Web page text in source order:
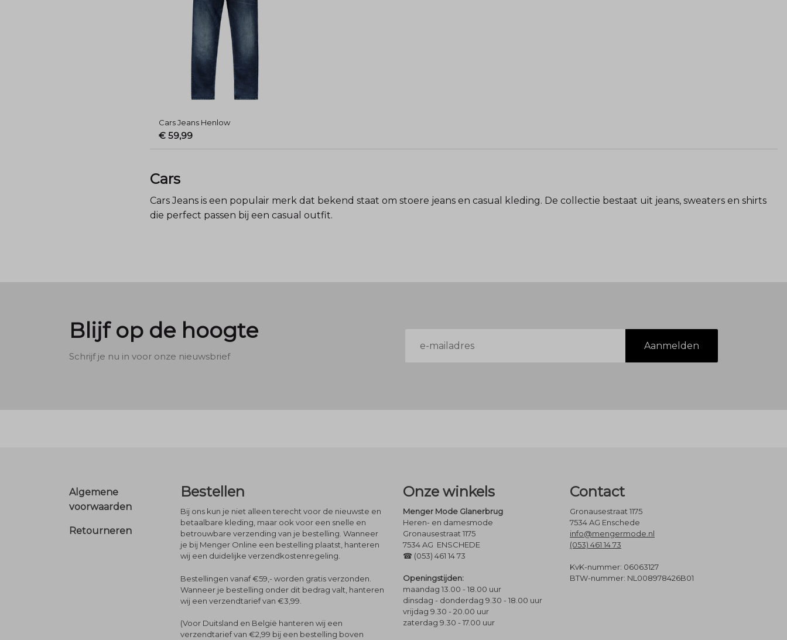
Cars Jeans Henlow
€ 59,99
Cars
Cars Jeans is een populair merk dat bekend staat om stoere jeans en casual kleding. De collectie bestaat uit jeans, sweaters en shirts
die perfect passen bij een casual outfit.
Blijf op de hoogte
Schrijf je nu in voor onze nieuwsbrief
mailadres
Aanmelden
Footer
Algemene
voorwaarden
Retourneren
Bestellen
Bij ons kun je niet alleen terecht voor de nieuwste en
betaalbare kleding, maar ook voor een snelle en
betrouwbare verzending van je bestelling. Wanneer
je bij Menger Online een bestelling plaatst, hanteren
wij een duidelijke verzendkostenregeling.
Bestellingen vanaf €59,- worden gratis verzonden.
Wanneer je bestelling onder dit bedrag valt, hanteren
wij een verzendtarief van €3,99.
(Voor Duitsland en België hanteren wij een
verzendtarief van €2,99 bij een bestelling boven
Onze winkels
Menger Mode Glanerbrug
Heren- en damesmode
Gronausestraat 1175
7534 AG ENSCHEDE
☎ (053) 461 14 73
Openingstijden:
maandag 13.00 - 18.00 uur
dinsdag - donderdag 9.30 - 18.00 uur
vrijdag 9.30 - 20.00 uur
zaterdag 9.30 - 17.00 uur
Contact
Gronausestraat 1175
7534 AG Enschede
info@mengermode.nl
(053) 461 14 73
KvK-nummer: 06063127
BTW-nummer: NL008978426B01